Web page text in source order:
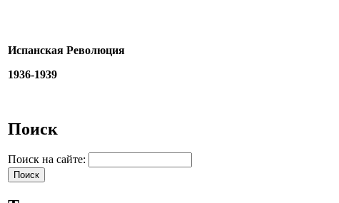
Испанская Революция
1936-1939
Поиск
Поиск на сайте: